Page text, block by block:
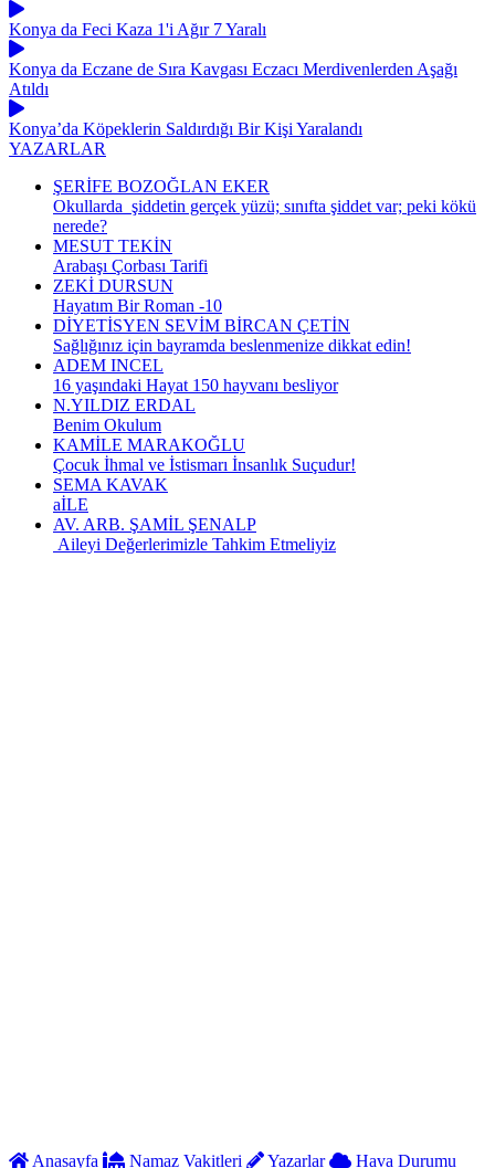
Konya da Feci Kaza 1'i Ağır 7 Yaralı
Konya da Eczane de Sıra Kavgası Eczacı Merdivenlerden Aşağı
Atıldı
Konya’da Köpeklerin Saldırdığı Bir Kişi Yaralandı
YAZARLAR
ŞERİFE BOZOĞLAN EKER
Okullarda şiddetin gerçek yüzü; sınıfta şiddet var; peki kökü
nerede?
MESUT TEKİN
Arabaşı Çorbası Tarifi
ZEKİ DURSUN
Hayatım Bir Roman -10
DİYETİSYEN SEVİM BİRCAN ÇETİN
Sağlığınız için bayramda beslenmenize dikkat edin!
ADEM INCEL
16 yaşındaki Hayat 150 hayvanı besliyor
N.YILDIZ ERDAL
Benim Okulum
KAMİLE MARAKOĞLU
Çocuk İhmal ve İstismarı İnsanlık Suçudur!
SEMA KAVAK
aİLE
AV. ARB. ŞAMİL ŞENALP
Aileyi Değerlerimizle Tahkim Etmeliyiz
Anasayfa Namaz Vakitleri Yazarlar Hava Durumu